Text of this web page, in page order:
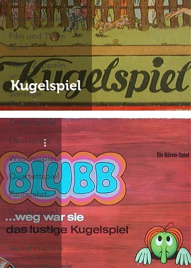
Geschicklichkeitsspiele
Film und TV im
Spiel
Auto, Zeppelin
und Co
Sonstige
Themen
Orakelspiele
Denkspiele
Wissensspiel
Quartettspiel
Raumfahrt
Detektivspiel
Gänse Spiele
Verkehrsspiele
Wirtschaftsspiele
Kugelspiel